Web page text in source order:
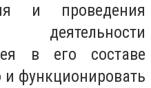
и проведения
деятельности
в его составе
функционировать